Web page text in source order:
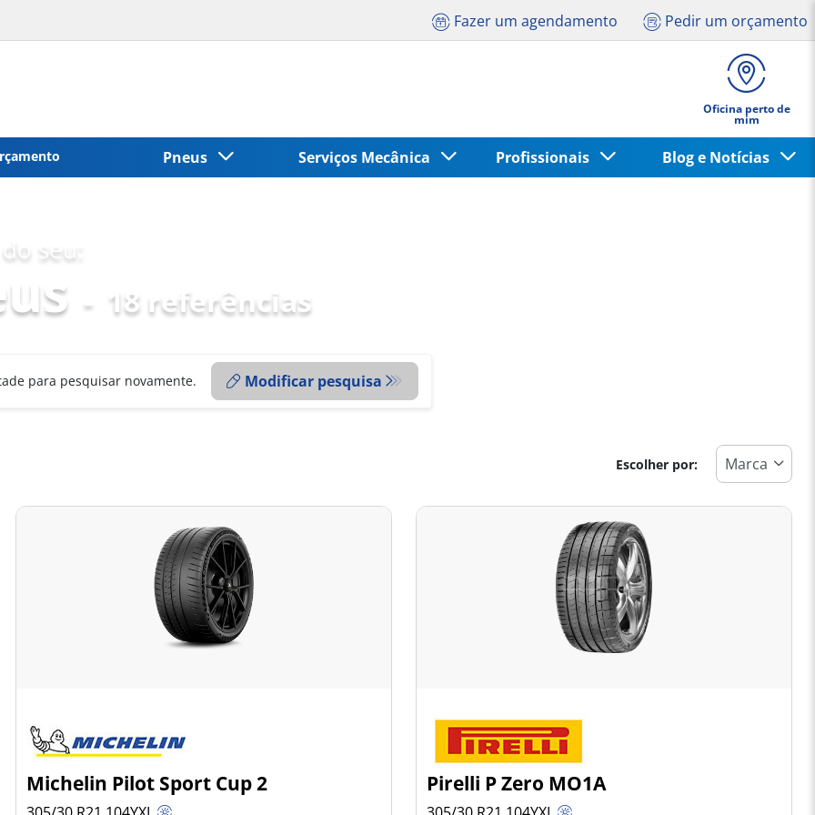
Fazer um agendamento Pedir um orçamento
Oficina perto de
mim
Pneus Serviços Mecânica Profissionais Blog e Notícias
seu:
- 18 referências
para pesquisar novamente. Modificar pesquisa
Escolher por:
Michelin Pilot Sport Cup 2 Pirelli P Zero MO1A